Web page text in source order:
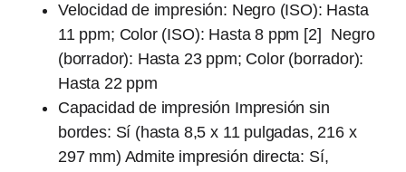
Velocidad de impresión: Negro (ISO): Hasta
11 ppm; Color (ISO): Hasta 8 ppm [2] Negro
(borrador): Hasta 23 ppm; Color (borrador):
Hasta 22 ppm
Capacidad de impresión Impresión sin
bordes: Sí (hasta 8,5 x 11 pulgadas, 216 x
297 mm) Admite impresión directa: Sí,